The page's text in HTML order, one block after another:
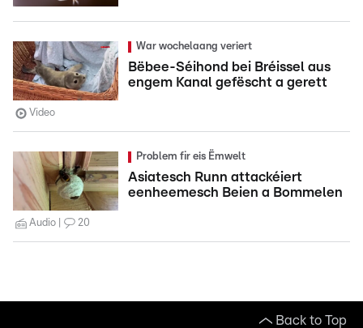
War wochelaang veriert
Bëbee-Séihond bei Bréissel aus
engem Kanal gefëscht a gerett
Video
Problem fir eis Ëmwelt
Asiatesch Runn attackéiert
eenheemesch Beien a Bommelen
Audio 20
Back to Top